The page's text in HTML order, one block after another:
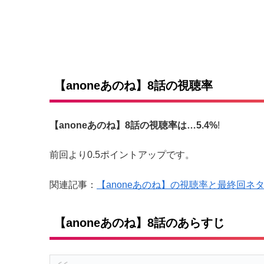
【anoneあのね】8話の視聴率
【anoneあのね】8話の視聴率は…5.4%!
前回より0.5ポイントアップです。
関連記事： 【anoneあのね】の視聴率と最終回ネ
【anoneあのね】8話のあらすじ